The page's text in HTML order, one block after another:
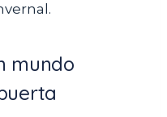
mundo